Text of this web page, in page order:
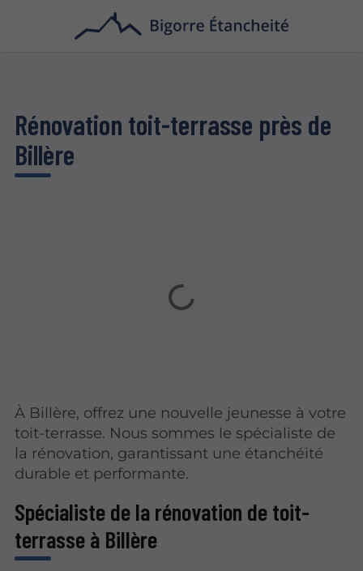
Rénovation toit-terrasse près de
Billère
À Billère, offrez une nouvelle jeunesse à votre
toit-terrasse. Nous sommes le spécialiste de
la rénovation, garantissant une étanchéité
durable et performante.
Spécialiste de la rénovation de toit-
terrasse à Billère